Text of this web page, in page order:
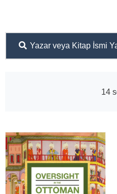
Yazar veya Kitap İsmi
14